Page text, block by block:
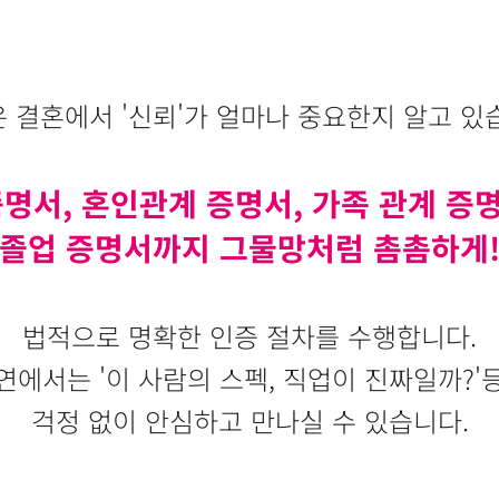
결혼에서 '신뢰'가 얼마나 중요한지 알고 있
서, 혼인관계 증명서, 가족 관계 증
졸업 증명서까지 그물망처럼 촘촘하게!
법적으로 명확한 인증 절차를 수행합니다.
에서는 '이 사람의 스펙, 직업이 진짜일까?'
걱정 없이 안심하고 만나실 수 있습니다.